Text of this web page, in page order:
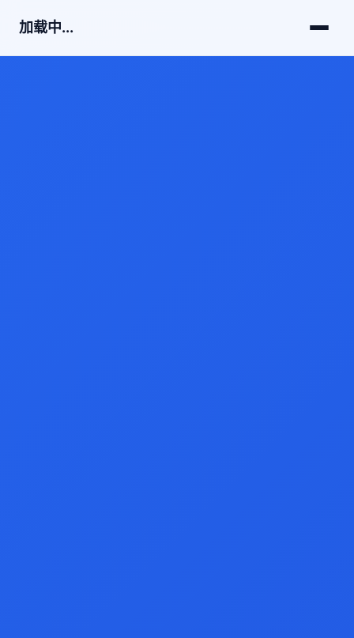
加载中...